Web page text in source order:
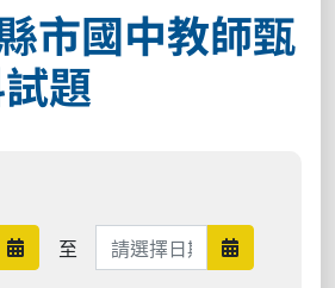
市國中教師甄
題
日期範圍開始
至 日期範圍結束 日期範圍